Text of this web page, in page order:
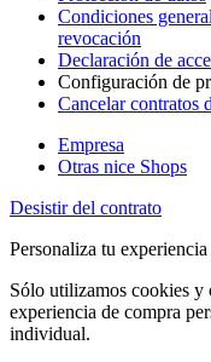
Condiciones
revocación
Declaración de
Configuración de
Cancelar contratos
Empresa
Otras nice Shops
Desistir del contrato
Personaliza tu
Sólo utilizamos cookies y
experiencia de compra
individual.